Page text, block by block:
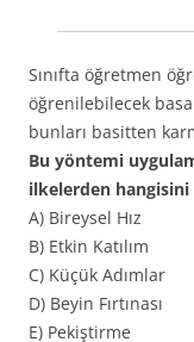
Sınıfta öğretmen
öğrenilebilecek
bunları basitten
Bu yöntemi
ilkelerden hangisini
A) Bireysel Hız
B) Etkin Katılım
C) Küçük Adımlar
D) Beyin Fırtınası
E) Pekiştirme